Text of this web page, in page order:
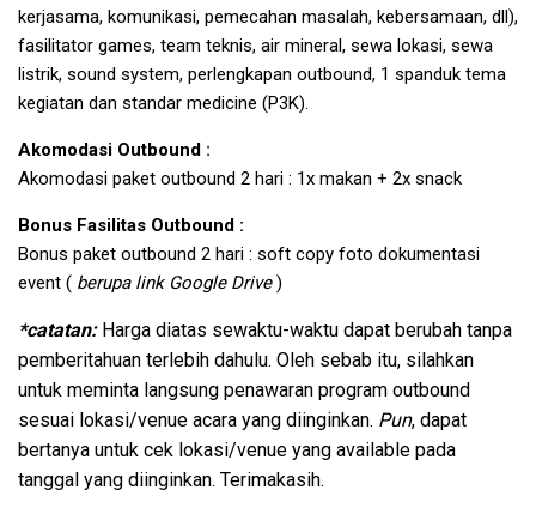
kerjasama, komunikasi, pemecahan masalah, kebersamaan, dll),
fasilitator games, team teknis, air mineral, sewa lokasi, sewa
listrik, sound system, perlengkapan outbound, 1 spanduk tema
kegiatan dan standar medicine (P3K).
Akomodasi Outbound :
Akomodasi paket outbound 2 hari : 1x makan + 2x snack
Bonus Fasilitas Outbound :
Bonus paket outbound 2 hari : soft copy foto dokumentasi
event ( berupa link Google Drive)
*catatan:Harga diatas sewaktu-waktu dapat berubah tanpa
pemberitahuan terlebih dahulu. Oleh sebab itu, silahkan
untuk meminta langsung penawaran program outbound
sesuai lokasi/venue acara yang diinginkan. Pun, dapat
bertanya untuk cek lokasi/venue yang available pada
tanggal yang diinginkan. Terimakasih.